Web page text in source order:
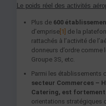
Le poids réel des activités
Plus de 600
d’emprise[1] de la
rattachés à l’activité de
donneurs d’ordre comme
Groupe 3S, etc.
Parmi les établissements
secteur Commerces –
Catering, est
orientations stratégiques